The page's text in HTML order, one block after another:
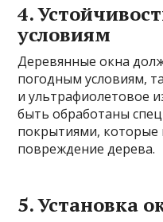
4.
условиям
Деревянные окна
погодным условиям,
и ультрафиолетовое
быть обработаны
покрытиями,
повреждение дерева.
5. Установка